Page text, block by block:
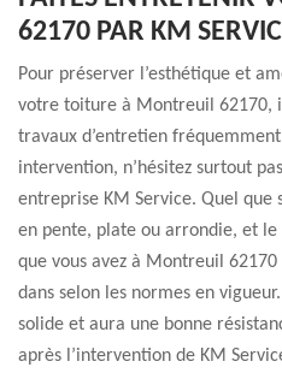
62170 PAR KM
Pour préserver l’esthétique et
votre toiture à Montreuil 62170,
travaux d’entretien
intervention, n’hésitez surtout
entreprise KM Service. Quel
en pente, plate ou arrondie, et
que vous avez à Montreuil
dans selon les normes en
solide et aura une bonne
après l’intervention de KM